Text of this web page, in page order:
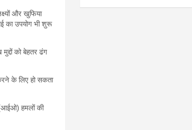
और खुफिया
का उपयोग भी शुरू
को बेहतर ढंग
के लिए हो सकता
(आईओ) हमलों की